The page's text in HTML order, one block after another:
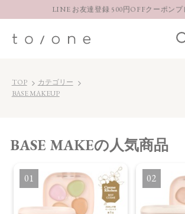
LINE お友達登録 500円OFFクーポンプ
お得な定期購入コースはこちら
TOP
カテゴリー
BASE MAKEUP
BASE MAKEの人気商品
1 2